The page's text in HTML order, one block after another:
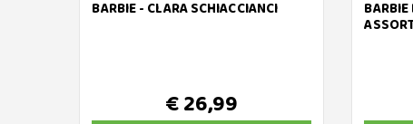
BARBIE - CLARA SCHIACCIANCI
€ 26,99